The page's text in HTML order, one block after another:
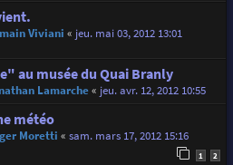
Viviani « jeu. mai 03, 2012 13:01
au musée du Quai Branly
Lamarche« jeu. avr. 12, 2012 10:55
météo
Moretti « sam. mars 17, 2012 15:16
1 2